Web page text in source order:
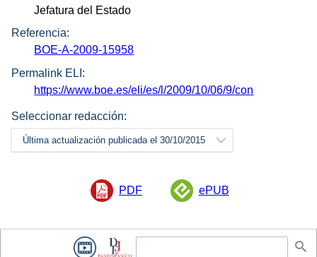
Jefatura del Estado
Referencia:
BOE-A-2009-15958
Permalink ELI:
https://www.boe.es/eli/es/l/2009/10/06/9/con
Seleccionar redacción:
Última actualización publicada el 30/10/2015
PDF ePUB